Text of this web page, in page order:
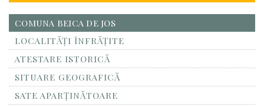
COMUNA BEICA DE JOS
LOCALITĂŢI ÎNFRĂŢITE
ATESTARE ISTORICĂ
SITUARE GEOGRAFICĂ
SATE APARȚINĂTOARE